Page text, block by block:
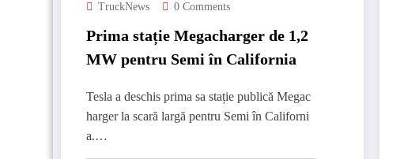
TruckNews 0 Comments
Prima stație Megacharger de 1,2
MW pentru Semi în California
Tesla a deschis prima sa stație publică Megac
harger la scară largă pentru Semi în Californi
a.…